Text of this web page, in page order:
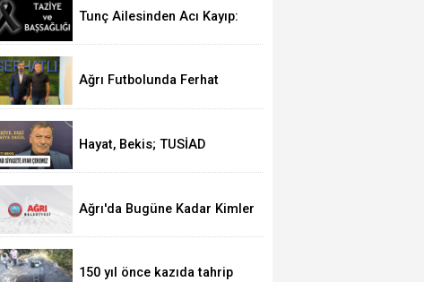
Tunç Ailesinden Acı Kayıp:
Ağrı Futbolunda Ferhat
Başlatıyor
Hayat, Bekis; TUSİAD
Ağrı'da Bugüne Kadar Kimler
150 yıl önce kazıda tahrip